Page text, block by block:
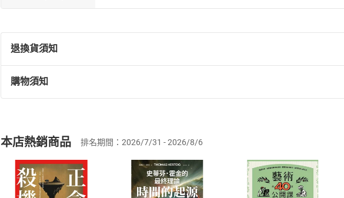
退換貨須知
退換貨規定：
(一)依消費者保護法第19條第1項後段暨通訊交易解除權合理例外情事適用
(二)消費者訂購本店鋪之商品即代表知悉本店鋪所銷售之商品為電子書，
且已下載/存取電子書，不得請求退貨退款。
退貨方式：您欲取消訂單或辦理退貨時，請登入樂天市場，並於「我的訂單
貨」，本店鋪將依您的申請進行審核，待審核通過後將為您辦理退款事宜。
購物須知
挑選商品
Choose
放入購物車
Shopping cart
登入帳號
Login
本店熱銷商品 排名期間：2026/7/31 - 2026/8/6